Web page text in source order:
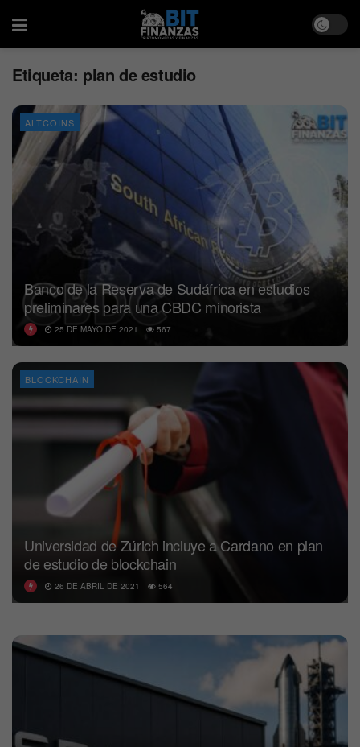
Etiqueta: plan de estudio
ALTCOINS
Banco de la Reserva de Sudáfrica en estudios
preliminares para una CBDC minorista
25 DE MAYO DE 2021 567
BLOCKCHAIN
Universidad de Zúrich incluye a Cardano en plan
de estudio de blockchain
26 DE ABRIL DE 2021 564